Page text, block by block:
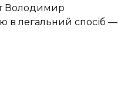
Володимир
в легальний спосіб —